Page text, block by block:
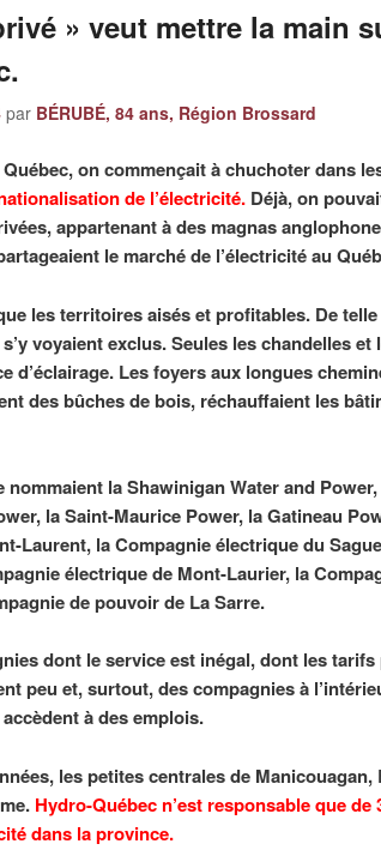
» veut mettre la main
par BÉRUBÉ, 84 ans, Région Brossard
on commençait à chuchoter dans
de l’électricité. Déjà, on
appartenant à des magnas
le marché de l’électricité au
les territoires aisés et profitables. De
voyaient exclus. Seules les chandelles et
d’éclairage. Les foyers aux longues
des bûches de bois, réchauffaient les
nommaient la Shawinigan Water and
la Saint-Maurice Power, la Gatineau
Laurent, la Compagnie électrique du
électrique de Mont-Laurier, la
de pouvoir de La Sarre.
dont le service est inégal, dont les
peu et, surtout, des compagnies à
à des emplois.
les petites centrales de
Hydro-Québec n’est responsable que de
dans la province.